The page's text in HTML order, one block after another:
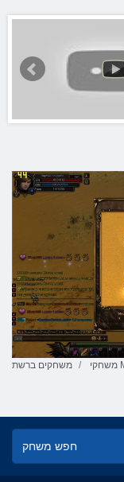
משחקים ברשת